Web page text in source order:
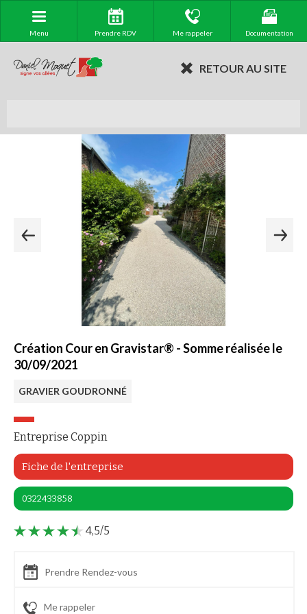
Menu Prendre RDV Me rappeler Documentation
RETOUR AU SITE
Création Cour en Gravistar® - Somme réalisée le
30/09/2021
GRAVIER GOUDRONNÉ
Entreprise Coppin
Fiche de l'entreprise
0322433858
4,5/5
Prendre Rendez-vous
Me rappeler